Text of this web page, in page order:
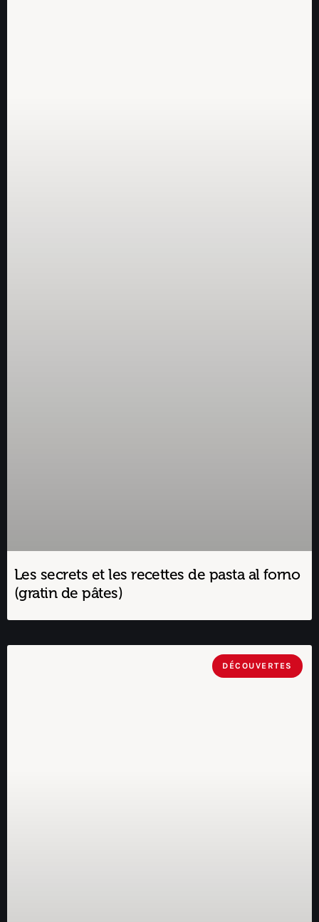
Les secrets et les recettes de pasta al forno
(gratin de pâtes)
DÉCOUVERTES